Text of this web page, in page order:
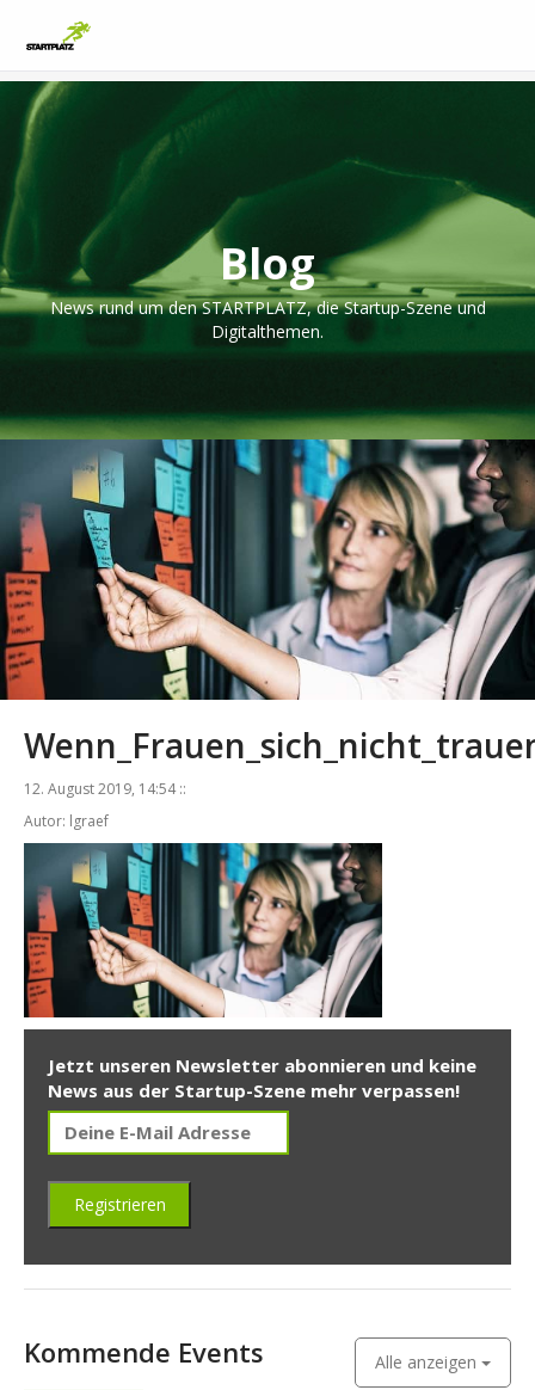
Blog
News rund um den STARTPLATZ, die Startup-Szene und
Digitalthemen.
12. August 2019, 14:54 ::
Autor: lgraef
Jetzt unseren Newsletter abonnieren und keine
News aus der Startup-Szene mehr verpassen!
Kommende Events Alle anzeigen